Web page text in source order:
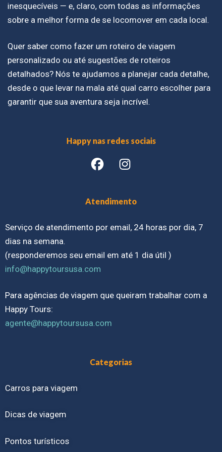
inesquecíveis — e, claro, com todas as informações
sobre a melhor forma de se locomover em cada local.
Quer saber como fazer um roteiro de viagem
personalizado ou até sugestões de roteiros
detalhados? Nós te ajudamos a planejar cada detalhe,
desde o que levar na mala até qual carro escolher para
garantir que sua aventura seja incrível.
Happy nas redes sociais
Atendimento
Serviço de atendimento por email, 24 horas por dia, 7
dias na semana.
(responderemos seu email em até 1 dia útil )
info@happytoursusa.com
Para agências de viagem que queiram trabalhar com a
Happy Tours:
agente@happytoursusa.com
Categorias
Carros para viagem
Dicas de viagem
Pontos turísticos